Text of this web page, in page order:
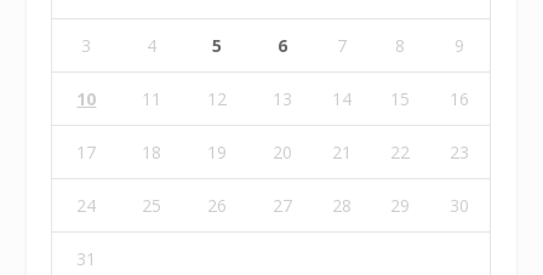
3 4 5 6 7 8 9
10 11 12 13 14 15 16
17 18 19 20 21 22 23
24 25 26 27 28 29 30
31